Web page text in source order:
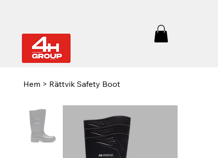
Hem > Rättvik Safety Boot